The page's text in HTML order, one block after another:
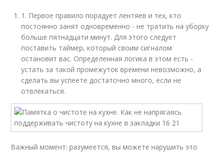
1. Первое правило порадует лентяев и тех, кто
постоянно занят одновременно - не тратить на уборку
больше пятнадцати минут. Для этого следует
поставить таймер, который своим сигналом
остановит вас. Определенная логика в этом есть -
устать за такой промежуток времени невозможно, а
сделать вы успеете достаточно много, если не
отвлекаться.
Важный момент: разумеется, вы можете нарушить это